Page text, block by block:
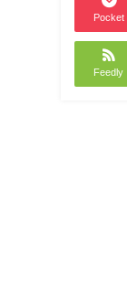
Pocket
Feedly